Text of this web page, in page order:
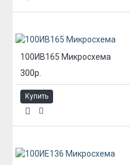
100ИВ165 Микросхема
300р.
Купить